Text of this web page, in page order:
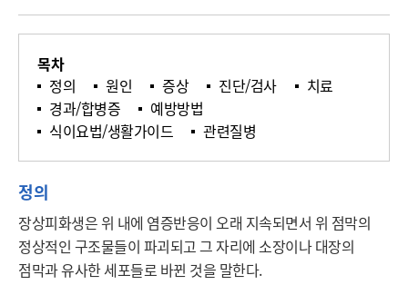
목차
정의
원인 증상 진단/검사
치료
경과/합병증
예방방법
식이요법/생활가이드
관련질병
정의
장상피화생은 위 내에 염증반응이 오래 지속되면서 위 점막의
정상적인 구조물들이 파괴되고 그 자리에 소장이나 대장의
점막과 유사한 세포들로 바뀐 것을 말한다.